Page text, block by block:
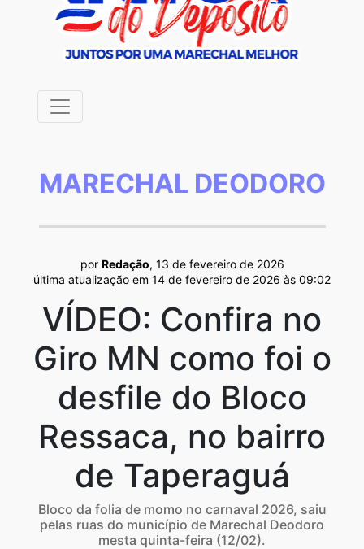
MARECHAL DEODORO
por Redação, 13 de fevereiro de 2026
última atualização em 14 de fevereiro de 2026 às 09:02
VÍDEO: Confira no
Giro MN como foi o
desfile do Bloco
Ressaca, no bairro
de Taperaguá
Bloco da folia de momo no carnaval 2026, saiu
pelas ruas do município de Marechal Deodoro
mesta quinta-feira (12/02).